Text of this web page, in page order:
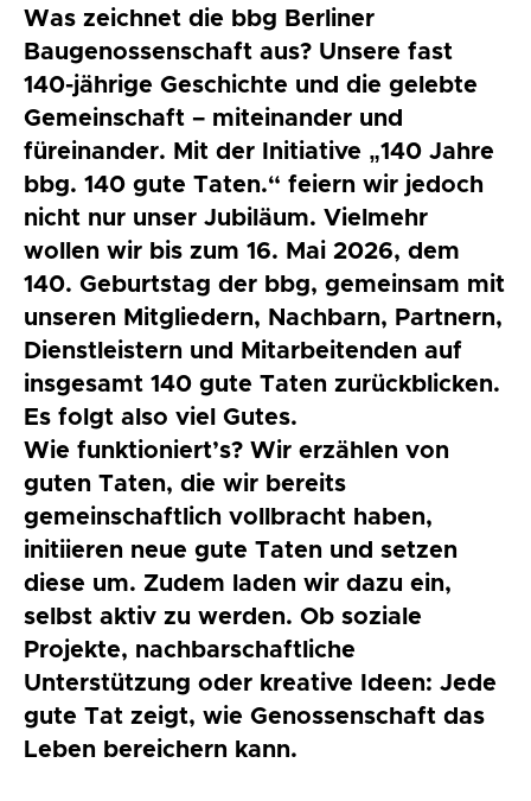
Was zeichnet die bbg Berliner
Baugenossenschaft aus? Unsere fast
140-jährige Geschichte und die gelebte
Gemeinschaft – miteinander und
füreinander. Mit der Initiative „140 Jahre
bbg. 140 gute Taten.“ feiern wir jedoch
nicht nur unser Jubiläum. Vielmehr
wollen wir bis zum 16. Mai 2026, dem
140. Geburtstag der bbg, gemeinsam mit
unseren Mitgliedern, Nachbarn, Partnern,
Dienstleistern und Mitarbeitenden auf
insgesamt 140 gute Taten zurückblicken.
Es folgt also viel Gutes.
Wie funktioniert’s? Wir erzählen von
guten Taten, die wir bereits
gemeinschaftlich vollbracht haben,
initiieren neue gute Taten und setzen
diese um. Zudem laden wir dazu ein,
selbst aktiv zu werden. Ob soziale
Projekte, nachbarschaftliche
Unterstützung oder kreative Ideen: Jede
gute Tat zeigt, wie Genossenschaft das
Leben bereichern kann.